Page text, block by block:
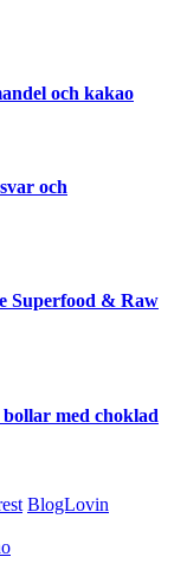
och kakao
och
Superfood & Raw
med choklad
BlogLovin